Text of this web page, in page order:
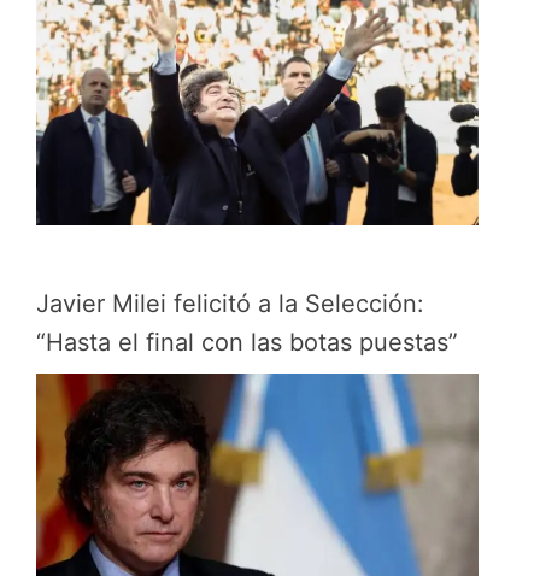
Javier Milei felicitó a la Selección:
“Hasta el final con las botas puestas”